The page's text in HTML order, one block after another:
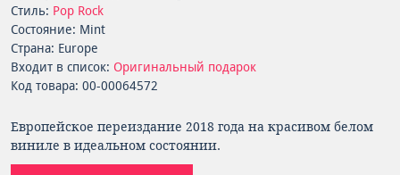
Стиль: Pop Rock
Состояние: Mint
Страна: Europe
Входит в список: Оригинальный подарок
Код товара: 00-00064572
Европейское переиздание 2018 года на красивом белом
виниле в идеальном состоянии.